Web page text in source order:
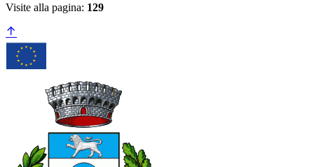
Visite alla pagina: 129